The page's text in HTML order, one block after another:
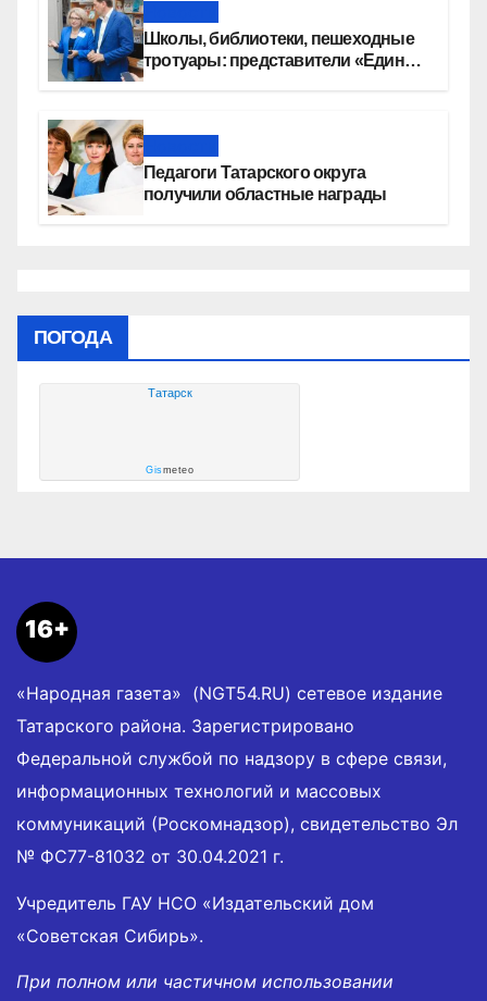
Школы, библиотеки, пешеходные
тротуары: представители «Единой
Педагоги Татарского округа
получили областные награды
ПОГОДА
Татарск
Gismeteo
16+
«Народная газета» (NGT54.RU) сетевое издание
Татарского района. Зарегистрировано
Федеральной службой по надзору в сфере связи,
информационных технологий и массовых
коммуникаций (Роскомнадзор), свидетельство Эл
№ ФС77-81032 от 30.04.2021 г.
Учредитель ГАУ НСО «Издательский дом
«Советская Сибирь».
При полном или частичном использовании